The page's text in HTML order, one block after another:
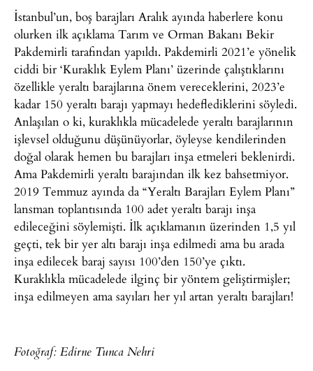
İstanbul’un, boş barajları Aralık ayında haberlere konu
olurken ilk açıklama Tarım ve Orman Bakanı Bekir
Pakdemirli tarafından yapıldı. Pakdemirli 2021’e yönelik
ciddi bir ‘Kuraklık Eylem Planı’ üzerinde çalıştıklarını
özellikle yeraltı barajlarına önem vereceklerini, 2023’e
kadar 150 yeraltı barajı yapmayı hedeflediklerini söyledi.
Anlaşılan o ki, kuraklıkla mücadelede yeraltı barajlarının
işlevsel olduğunu düşünüyorlar, öyleyse kendilerinden
doğal olarak hemen bu barajları inşa etmeleri beklenirdi.
Ama Pakdemirli yeraltı barajından ilk kez bahsetmiyor.
2019 Temmuz ayında da “Yeraltı Barajları Eylem Planı”
lansman toplantısında 100 adet yeraltı barajı inşa
edileceğini söylemişti. İlk açıklamanın üzerinden 1,5 yıl
geçti, tek bir yer altı barajı inşa edilmedi ama bu arada
inşa edilecek baraj sayısı 100’den 150’ye çıktı.
Kuraklıkla mücadelede ilginç bir yöntem geliştirmişler;
inşa edilmeyen ama sayıları her yıl artan yeraltı barajları!
Fotoğraf: Edirne Tunca Nehri